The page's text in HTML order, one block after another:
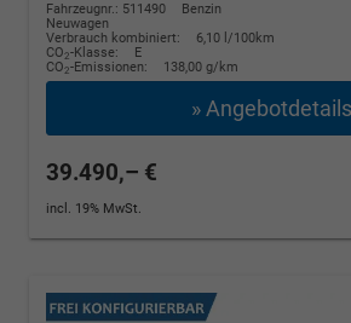
Fahrzeugnr.: 511490
Benzin
Neuwagen
Verbrauch kombiniert:
6,10 l/100km
CO2-Klasse:
E
CO2-Emissionen: 138,00 g/km
» Angebotdetails
39.490,– €
incl. 19% MwSt.